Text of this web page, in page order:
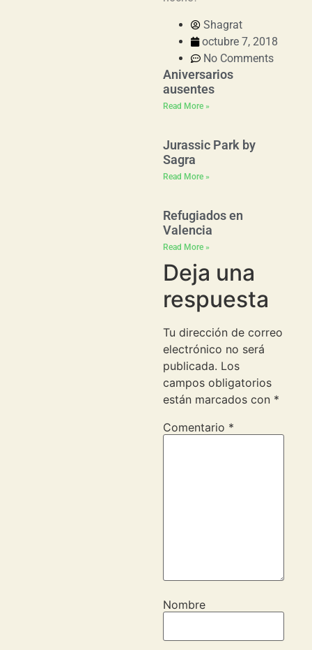
Shagrat
octubre 7, 2018
No Comments
Aniversarios
ausentes
Read More »
Jurassic Park by
Sagra
Read More »
Refugiados en
Valencia
Read More »
Deja una
respuesta
Tu dirección de correo
electrónico no será
publicada. Los
campos obligatorios
están marcados con *
Comentario *
Nombre